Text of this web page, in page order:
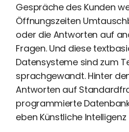
Theme-
Gespräche des Kunden
Öffnungszeiten
oder die Antworten auf
Fragen. Und diese
Datensysteme sind zum
sprachgewandt. Hinter
Antworten auf
programmierte
eben Künstliche Intelligenz